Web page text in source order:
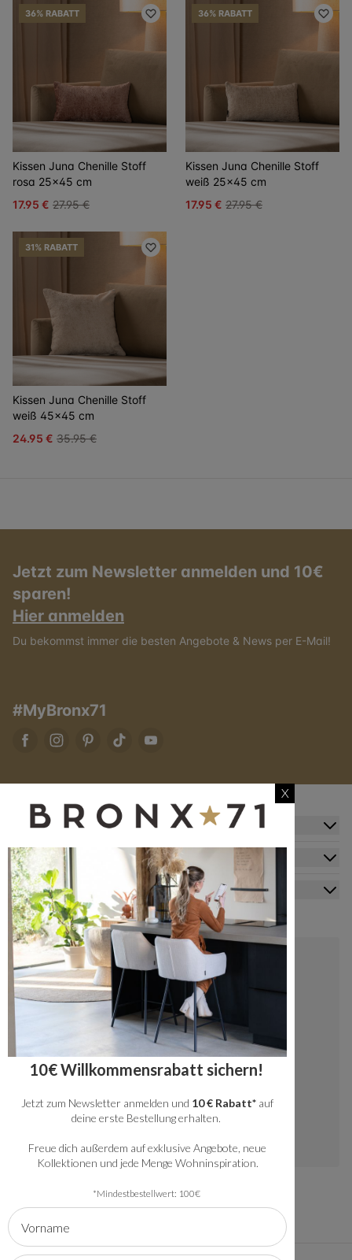
36% RABATT
Kissen Juna Chenille Stoff
rosa 25x45 cm
17.95 € 27.95 €
36% RABATT
Kissen Juna Chenille Stoff
weiß 25x45 cm
17.95 € 27.95 €
31% RABATT
Kissen Juna Chenille Stoff
weiß 45x45 cm
24.95 € 35.95 €
Jetzt zum Newsletter anmelden und 10€
sparen!
Hier anmelden
Du bekommst immer die besten Angebote & News per E-Mail!
#MyBronx71
Zusatzinformation
Kundendienst
Mein Konto
Kontakt
+49 20341512060
kundenservice@bronx71.com
Wir reagieren werktags innerhalb von 48
Stunden auf deine Fragen.
Instagram
X
10€ Willkommensrabatt sichern!
Jetzt zum Newsletter anmelden und 10 € Rabatt* auf
deine erste Bestellung erhalten.
Freue dich außerdem auf exklusive Angebote, neue
Kollektionen und jede Menge Wohninspiration.
*Mindestbestellwert: 100€